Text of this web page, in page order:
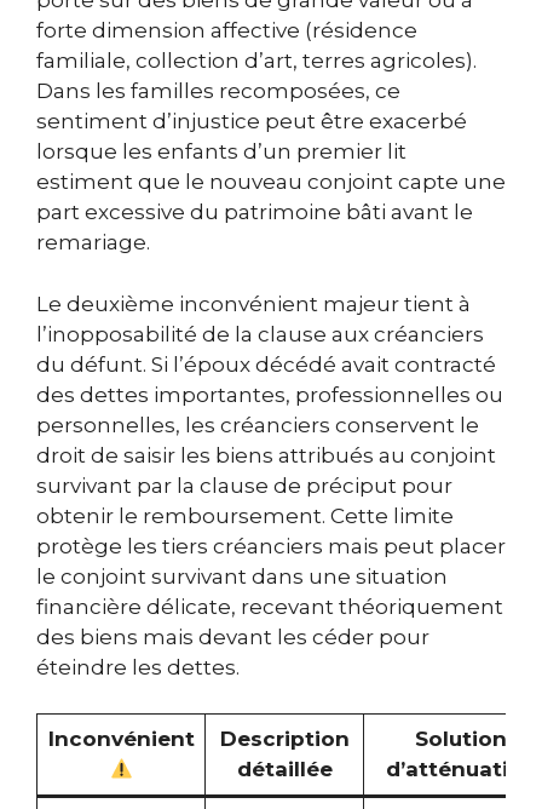
forte dimension affective (résidence
familiale, collection d’art, terres agricoles).
Dans les familles recomposées, ce
sentiment d’injustice peut être exacerbé
lorsque les enfants d’un premier lit
estiment que le nouveau conjoint capte une
part excessive du patrimoine bâti avant le
remariage.
Le deuxième inconvénient majeur tient à
l’inopposabilité de la clause aux créanciers
du défunt. Si l’époux décédé avait contracté
des dettes importantes, professionnelles ou
personnelles, les créanciers conservent le
droit de saisir les biens attribués au conjoint
survivant par la clause de préciput pour
obtenir le remboursement. Cette limite
protège les tiers créanciers mais peut placer
le conjoint survivant dans une situation
financière délicate, recevant théoriquement
des biens mais devant les céder pour
éteindre les dettes.
Inconvénient
Description
détaillée
Solution
d’atténuation